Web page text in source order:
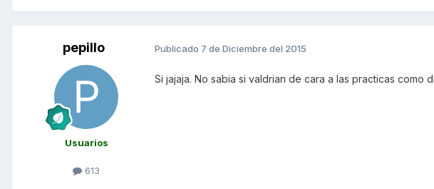
pepillo
Usuarios
613
Publicado 7 de Diciembre del 2015
Si jajaja. No sabia si valdrian de cara a las practicas